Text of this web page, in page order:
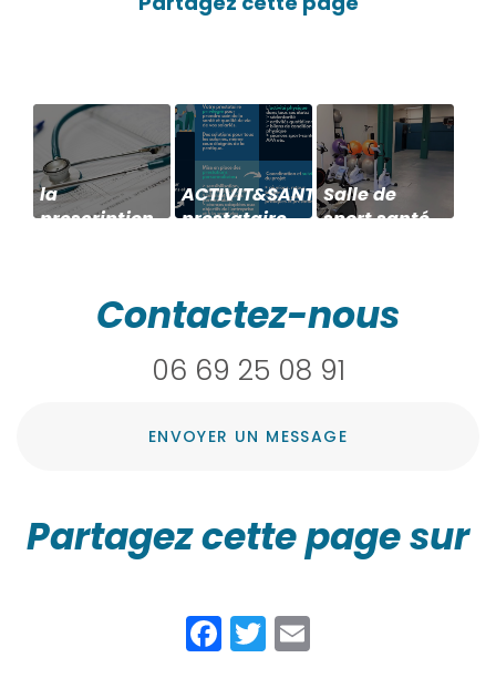
la
prescription
Décines-
ACTIVIT&SANTE
prestataire
des salariés
Salle de
sport santé
Charpieu
Contactez-nous
06 69 25 08 91
ENVOYER UN MESSAGE
Partagez cette page sur
Facebook
Twitter